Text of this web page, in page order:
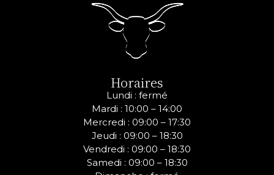
Horaires
Lundi : fermé
Mardi : 10:00 – 14:00
Mercredi : 09:00 – 17:30
Jeudi : 09:00 – 18:30
Vendredi : 09:00 – 18:30
Samedi : 09:00 – 18:30